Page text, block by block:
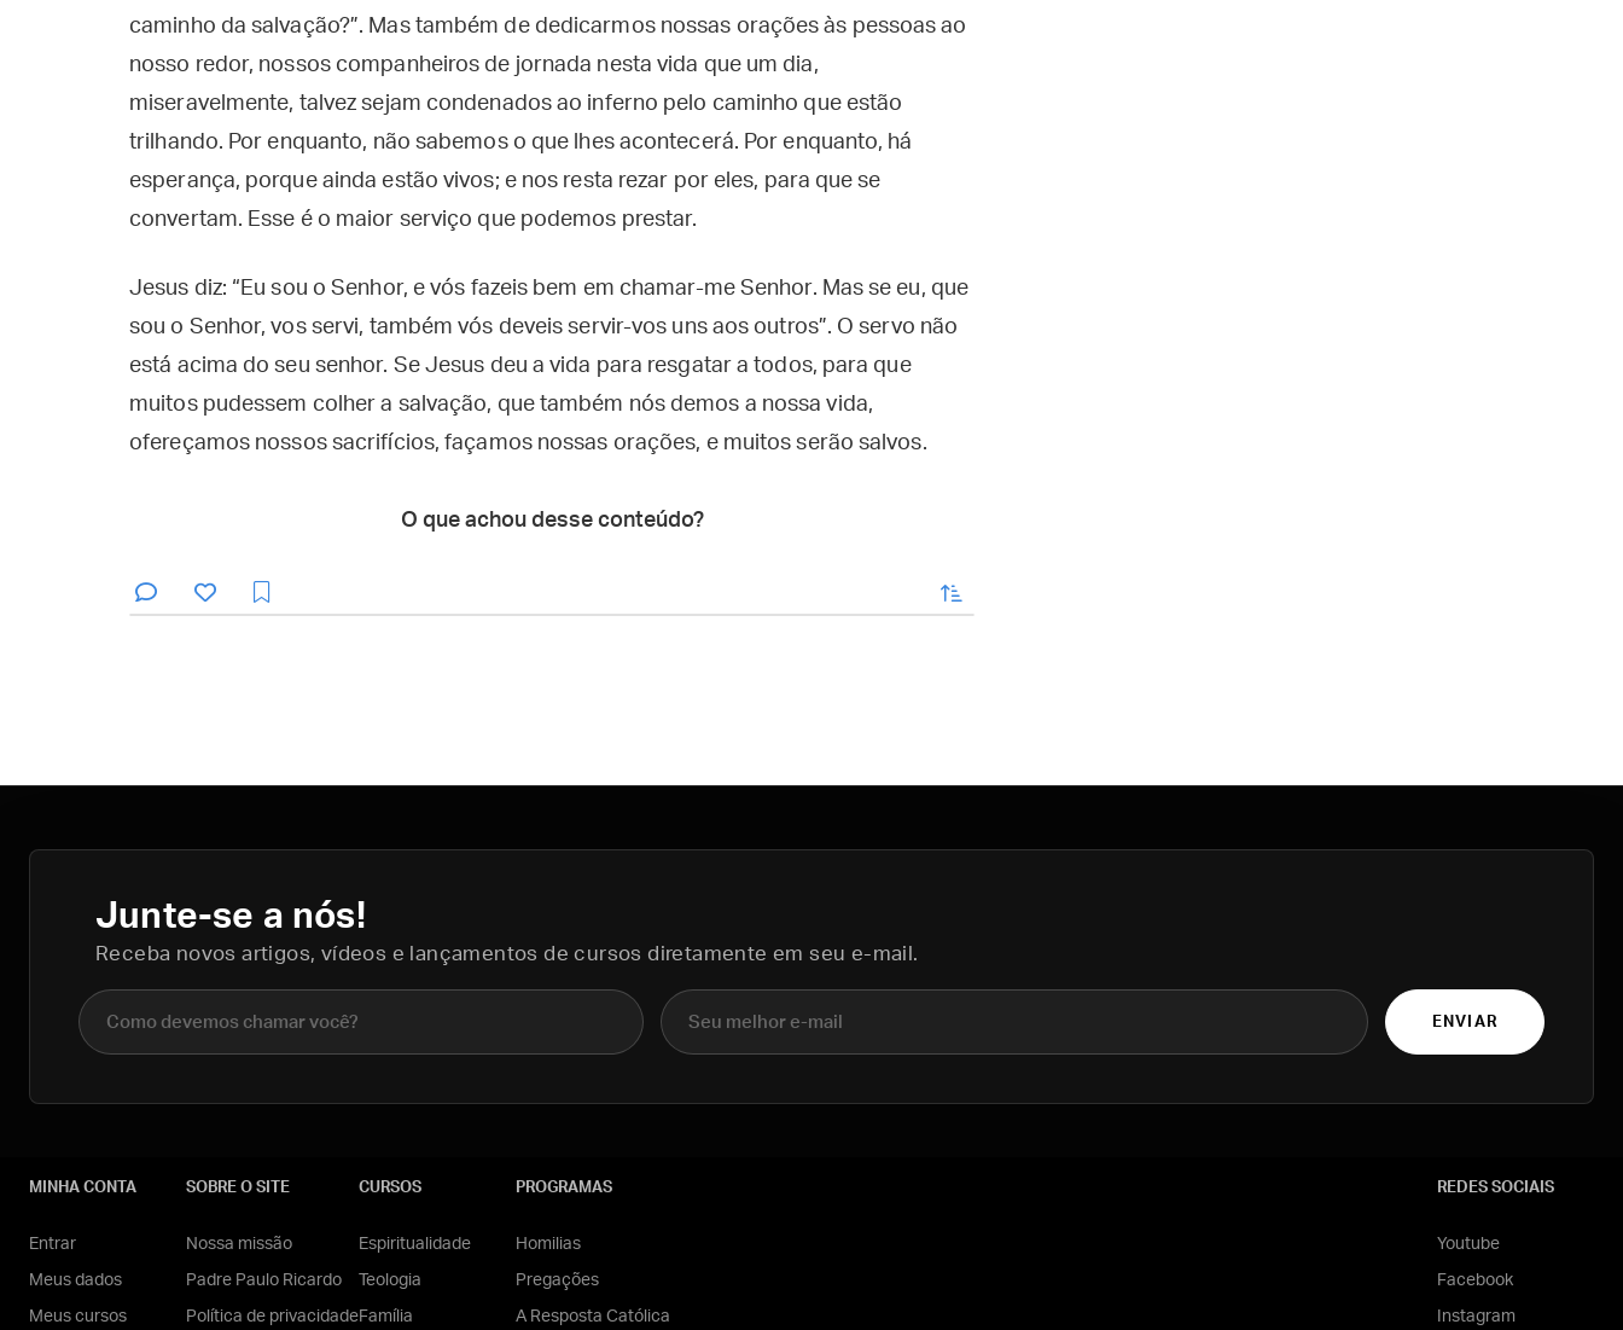
caminho da salvação?”. Mas também de dedicarmos nossas orações às pessoas ao
nosso redor, nossos companheiros de jornada nesta vida que um dia,
miseravelmente, talvez sejam condenados ao inferno pelo caminho que estão
trilhando. Por enquanto, não sabemos o que lhes acontecerá. Por enquanto, há
esperança, porque ainda estão vivos; e nos resta rezar por eles, para que se
convertam. Esse é o maior serviço que podemos prestar.
Jesus diz: “Eu sou o Senhor, e vós fazeis bem em chamar-me Senhor. Mas se eu, que
sou o Senhor, vos servi, também vós deveis servir-vos uns aos outros”. O servo não
está acima do seu senhor. Se Jesus deu a vida para resgatar a todos, para que
muitos pudessem colher a salvação, que também nós demos a nossa vida,
ofereçamos nossos sacrifícios, façamos nossas orações, e muitos serão salvos.
O que achou desse conteúdo?
enviar
Junte-se a nós!
Receba novos artigos, vídeos e lançamentos de cursos diretamente em seu e-mail.
Nome completo E-mail
ENVIAR
MINHA CONTA
Entrar
Meus dados
Meus cursos
SOBRE O SITE
Nossa missão
Padre Paulo Ricardo
Política de privacidade
CURSOS
Espiritualidade
Teologia
Família
PROGRAMAS
Homilias
Pregações
A Resposta Católica
REDES SOCIAIS
Youtube
Facebook
Instagram